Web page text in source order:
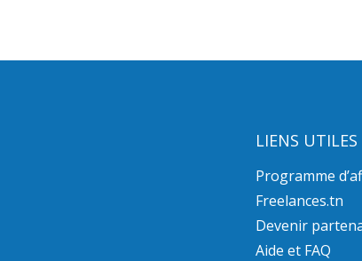
LIENS UTILES
Programme
Freelances.tn
Devenir
Aide et FAQ